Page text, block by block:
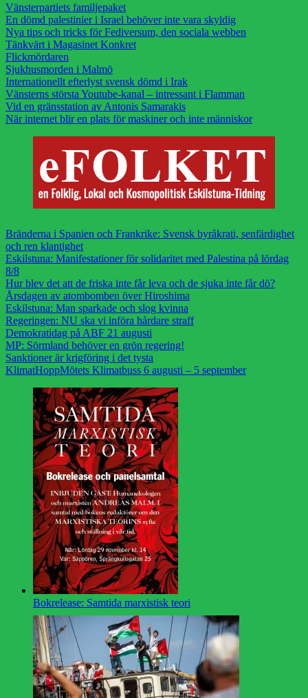
Vänsterpartiets familjepaket
En dömd palestinier i Israel behöver inte vara skyldig
Nya tips och tricks för Fediversum, den sociala webben
Tänkvärt i Magasinet Konkret
Flickmördaren
Sjukhusmorden i Malmö
Internationellt efterlyst svensk dömd i Irak
Vänsterns största Youtube-kanal – intressant i Flamman
Vid en gränsstation av Antonis Samarakis
När internet blir en plats för maskiner och inte människor
Bränderna i Spanien och Frankrike: Svensk byråkrati, senfärdighet
och ren klantighet
Eskilstuna: Manifestationer för solidaritet med Palestina på lördag
8/8
Hur blev det att de friska inte får leva och de sjuka inte får dö?
Årsdagen av atombomben över Hiroshima
Eskilstuna: Man sparkade och slog kvinna
Regeringen: NU ska vi införa hårdare straff
Demokratidag på ABF 21 augusti
MP: Sörmland behöver en grön regering!
Sanktioner är krigföring i det tysta
KlimatHoppMötets Klimatbuss 6 augusti – 5 september
Bokrelease: Samtida marxistisk teori